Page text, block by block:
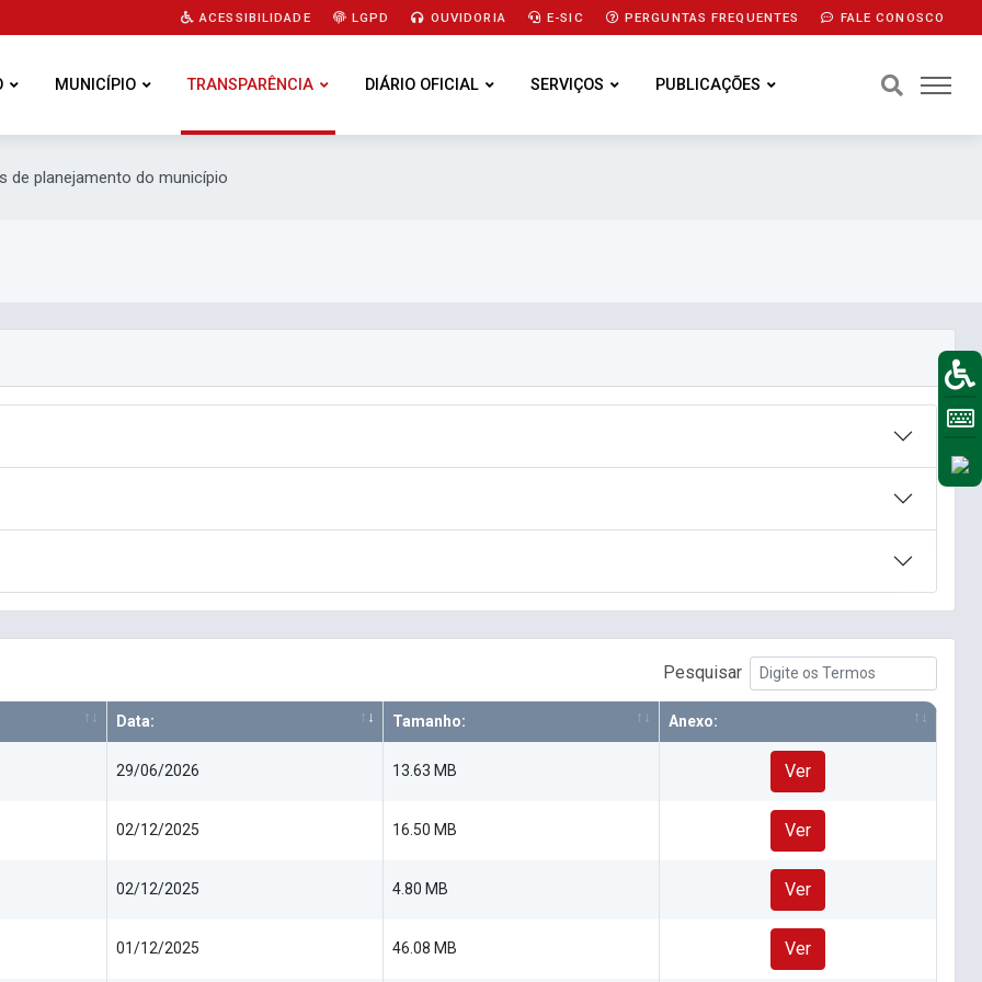
ACESSIBILIDADE LGPD OUVIDORIA E-SIC PERGUNTAS FREQUENTES FALE CONOSCO
MUNICÍPIO TRANSPARÊNCIA DIÁRIO OFICIAL SERVIÇOS PUBLICAÇÕES
de planejamento do município
Pesquisar
Data: Tamanho: Anexo:
29/06/2026 13.63 MB Ver
02/12/2025 16.50 MB Ver
02/12/2025 4.80 MB Ver
01/12/2025 46.08 MB Ver